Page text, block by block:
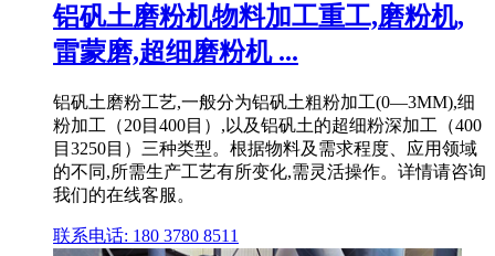
铝矾土磨粉机物料加工重工,磨粉机,
雷蒙磨,超细磨粉机 ...
铝矾土磨粉工艺,一般分为铝矾土粗粉加工(0—3MM),细
粉加工（20目400目）,以及铝矾土的超细粉深加工（400
目3250目）三种类型。根据物料及需求程度、应用领域
的不同,所需生产工艺有所变化,需灵活操作。详情请咨询
我们的在线客服。
联系电话: 180 3780 8511